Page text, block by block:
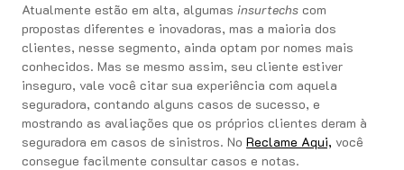
Atualmente estão em alta, algumas insurtechs com
propostas diferentes e inovadoras, mas a maioria dos
clientes, nesse segmento, ainda optam por nomes mais
conhecidos. Mas se mesmo assim, seu cliente estiver
inseguro, vale você citar sua experiência com aquela
seguradora, contando alguns casos de sucesso, e
mostrando as avaliações que os próprios clientes deram à
seguradora em casos de sinistros. No Reclame Aqui, você
consegue facilmente consultar casos e notas.